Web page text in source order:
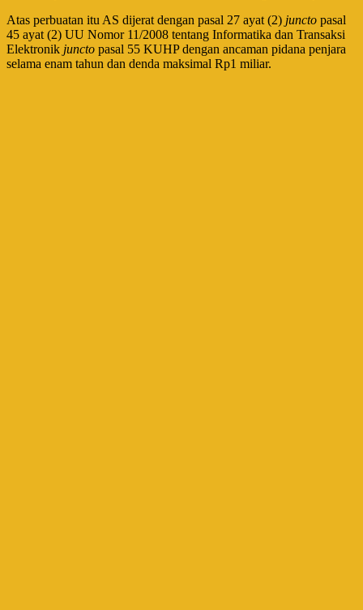
Atas perbuatan itu AS dijerat dengan pasal 27 ayat (2) juncto pasal
45 ayat (2) UU Nomor 11/2008 tentang Informatika dan Transaksi
Elektronik juncto pasal 55 KUHP dengan ancaman pidana penjara
selama enam tahun dan denda maksimal Rp1 miliar.